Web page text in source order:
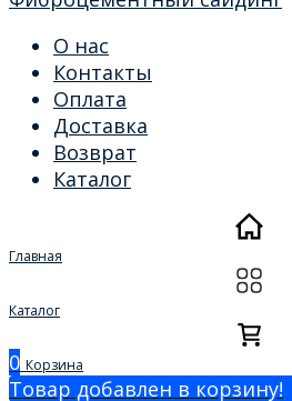
О нас
Контакты
Оплата
Доставка
Возврат
Каталог
Главная
Каталог
0 Корзина
Товар добавлен в корзину!